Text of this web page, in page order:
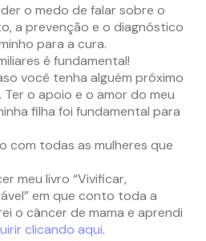
o medo de falar sobre o
a prevenção e o diagnóstico
para a cura.
é fundamental!
você tenha alguém próximo
o apoio e o amor do meu
filha foi fundamental para
com todas as mulheres que
meu livro “Vivificar,
em que conto toda a
o câncer de mama e aprendi
clicando aqui.